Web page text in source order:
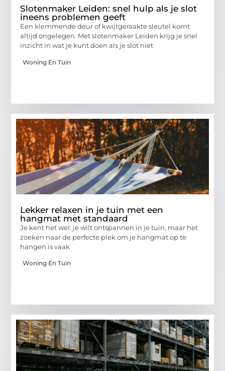
Slotenmaker Leiden: snel hulp als je slot
ineens problemen geeft
Een klemmende deur of kwijtgeraakte sleutel komt
altijd ongelegen. Met slotenmaker Leiden krijg je snel
inzicht in wat je kunt doen als je slot niet
Woning En Tuin
Lekker relaxen in je tuin met een
hangmat met standaard
Je kent het wel: je wilt ontspannen in je tuin, maar het
zoeken naar de perfecte plek om je hangmat op te
hangen is vaak
Woning En Tuin